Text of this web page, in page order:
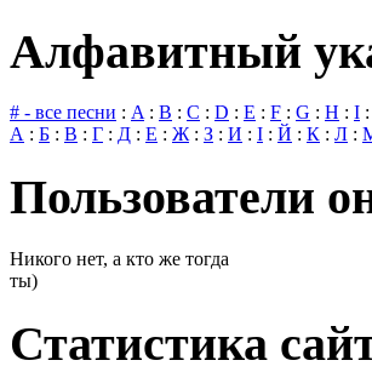
Алфавитный
# - все песни : A : B : C : D : E : F : G : H : I :
А : Б : В : Г : Д : Е : Ж : З : И : І : Й : К : Л :
Пользователи
Никого нет, а кто же тогда
ты)
Статистика